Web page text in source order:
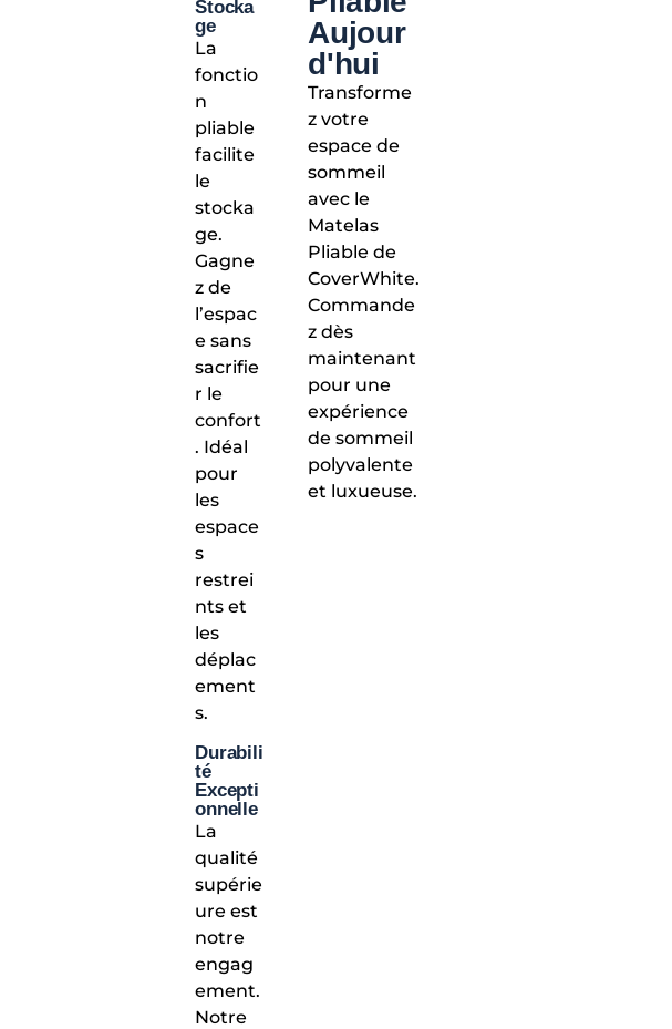
Stocka
ge
La
fonctio
n
pliable
facilite
le
stocka
ge.
Gagne
z de
l’espac
e sans
sacrifie
r le
confort
. Idéal
pour
les
espace
s
restrei
nts et
les
déplac
ement
s.
Durabili
té
Excepti
onnelle
La
qualité
supérie
ure est
notre
engag
ement.
Notre
Aujour
d'hui
Transforme
z votre
espace de
sommeil
avec le
Matelas
Pliable de
CoverWhite.
Commande
z dès
maintenant
pour une
expérience
de sommeil
polyvalente
et luxueuse.